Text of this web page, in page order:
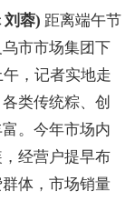
刘蓉) 距离端午节
市市场集团下
，记者实地走
类传统粽、创
。今年市场内
经营户提早布
体，市场销量